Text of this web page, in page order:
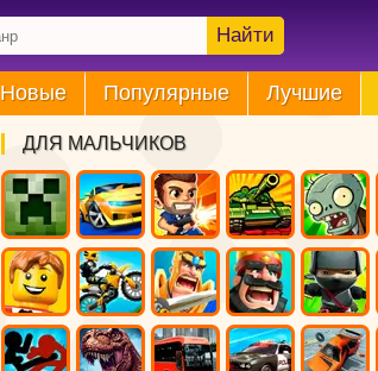
Найти
Новые Популярные Лучшие
ДЛЯ МАЛЬЧИКОВ